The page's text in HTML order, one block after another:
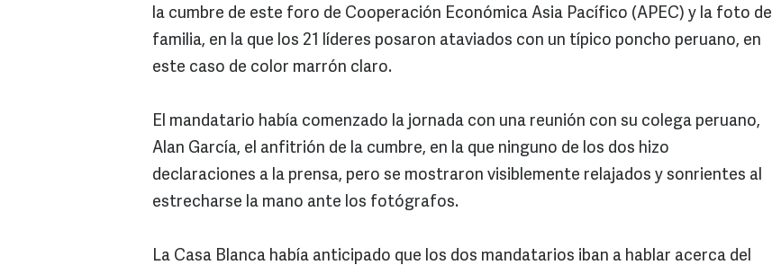
la cumbre de este foro de Cooperación Económica Asia Pacífico (APEC) y la foto de
familia, en la que los 21 líderes posaron ataviados con un típico poncho peruano, en
este caso de color marrón claro.
El mandatario había comenzado la jornada con una reunión con su colega peruano,
Alan García, el anfitrión de la cumbre, en la que ninguno de los dos hizo
declaraciones a la prensa, pero se mostraron visiblemente relajados y sonrientes al
estrecharse la mano ante los fotógrafos.
La Casa Blanca había anticipado que los dos mandatarios iban a hablar acerca del